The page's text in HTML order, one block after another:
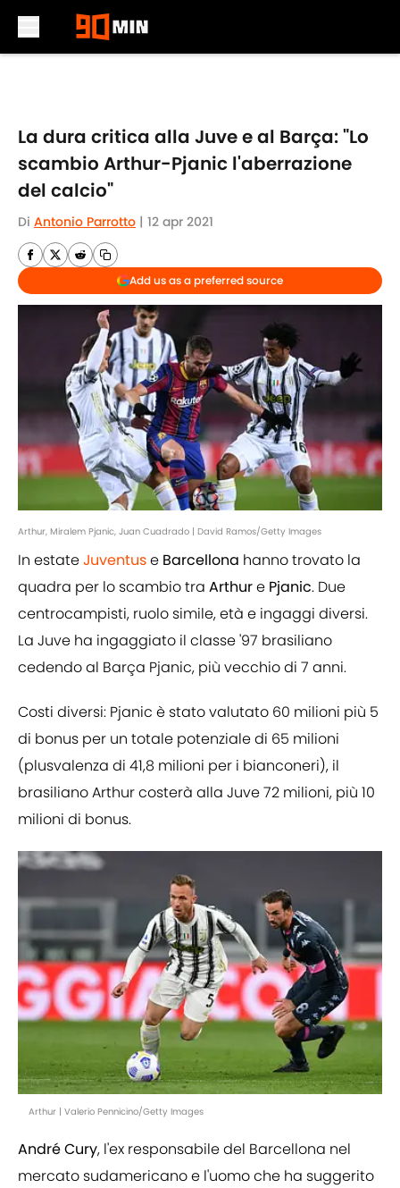
La dura critica alla Juve e al Barça: "Lo
scambio Arthur-Pjanic l'aberrazione
del calcio"
Di Antonio Parrotto | 12 apr 2021
Add us as a preferred source
Arthur, Miralem Pjanic, Juan Cuadrado | David Ramos/Getty Images
In estateJuventuse Barcellona hanno trovato la
quadra per lo scambio tra Arthure Pjanic. Due
centrocampisti, ruolo simile, età e ingaggi diversi.
La Juve ha ingaggiato il classe '97 brasiliano
cedendo al Barça Pjanic, più vecchio di 7 anni.
Costi diversi: Pjanic è stato valutato 60 milioni più 5
di bonus per un totale potenziale di 65 milioni
(plusvalenza di 41,8 milioni per i bianconeri), il
brasiliano Arthur costerà alla Juve 72 milioni, più 10
milioni di bonus.
Arthur | Valerio Pennicino/Getty Images
André Cury, l'ex responsabile del Barcellona nel
mercato sudamericano e l'uomo che ha suggerito